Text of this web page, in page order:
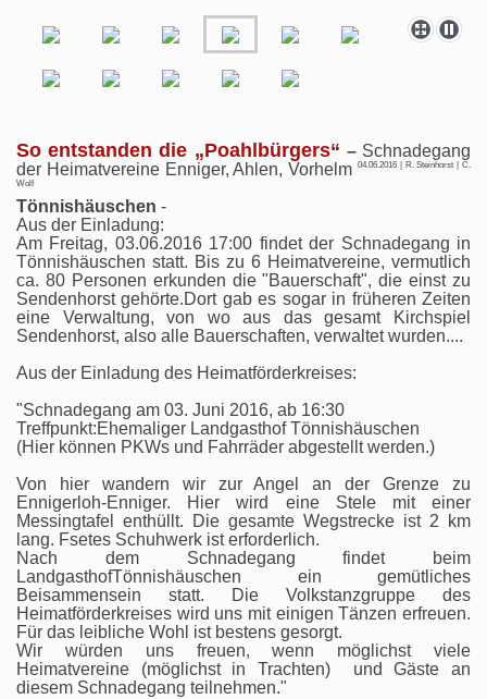
So entstanden die „Poahlbürgers“ –Schnadegang
der Heimatvereine Enniger, Ahlen, Vorhelm 04.06.2016 | R. Steinhorst | C.
Wolf
Tönnishäuschen -
Aus der Einladung:
Am Freitag, 03.06.2016 17:00 findet der Schnadegang in
Tönnishäuschen statt. Bis zu 6 Heimatvereine, vermutlich
ca. 80 Personen erkunden die "Bauerschaft", die einst zu
Sendenhorst gehörte.Dort gab es sogar in früheren Zeiten
eine Verwaltung, von wo aus das gesamt Kirchspiel
Sendenhorst, also alle Bauerschaften, verwaltet wurden....
Aus der Einladung des Heimatförderkreises:
"Schnadegang am 03. Juni 2016, ab 16:30
Treffpunkt:Ehemaliger Landgasthof Tönnishäuschen
(Hier können PKWs und Fahrräder abgestellt werden.)
Von hier wandern wir zur Angel an der Grenze zu
Ennigerloh-Enniger. Hier wird eine Stele mit einer
Messingtafel enthüllt. Die gesamte Wegstrecke ist 2 km
lang. Fsetes Schuhwerk ist erforderlich.
Nach dem Schnadegang findet beim
LandgasthofTönnishäuschen ein gemütliches
Beisammensein statt. Die Volkstanzgruppe des
Heimatförderkreises wird uns mit einigen Tänzen erfreuen.
Für das leibliche Wohl ist bestens gesorgt.
Wir würden uns freuen, wenn möglichst viele
Heimatvereine (möglichst in Trachten) und Gäste an
diesem Schnadegang teilnehmen."